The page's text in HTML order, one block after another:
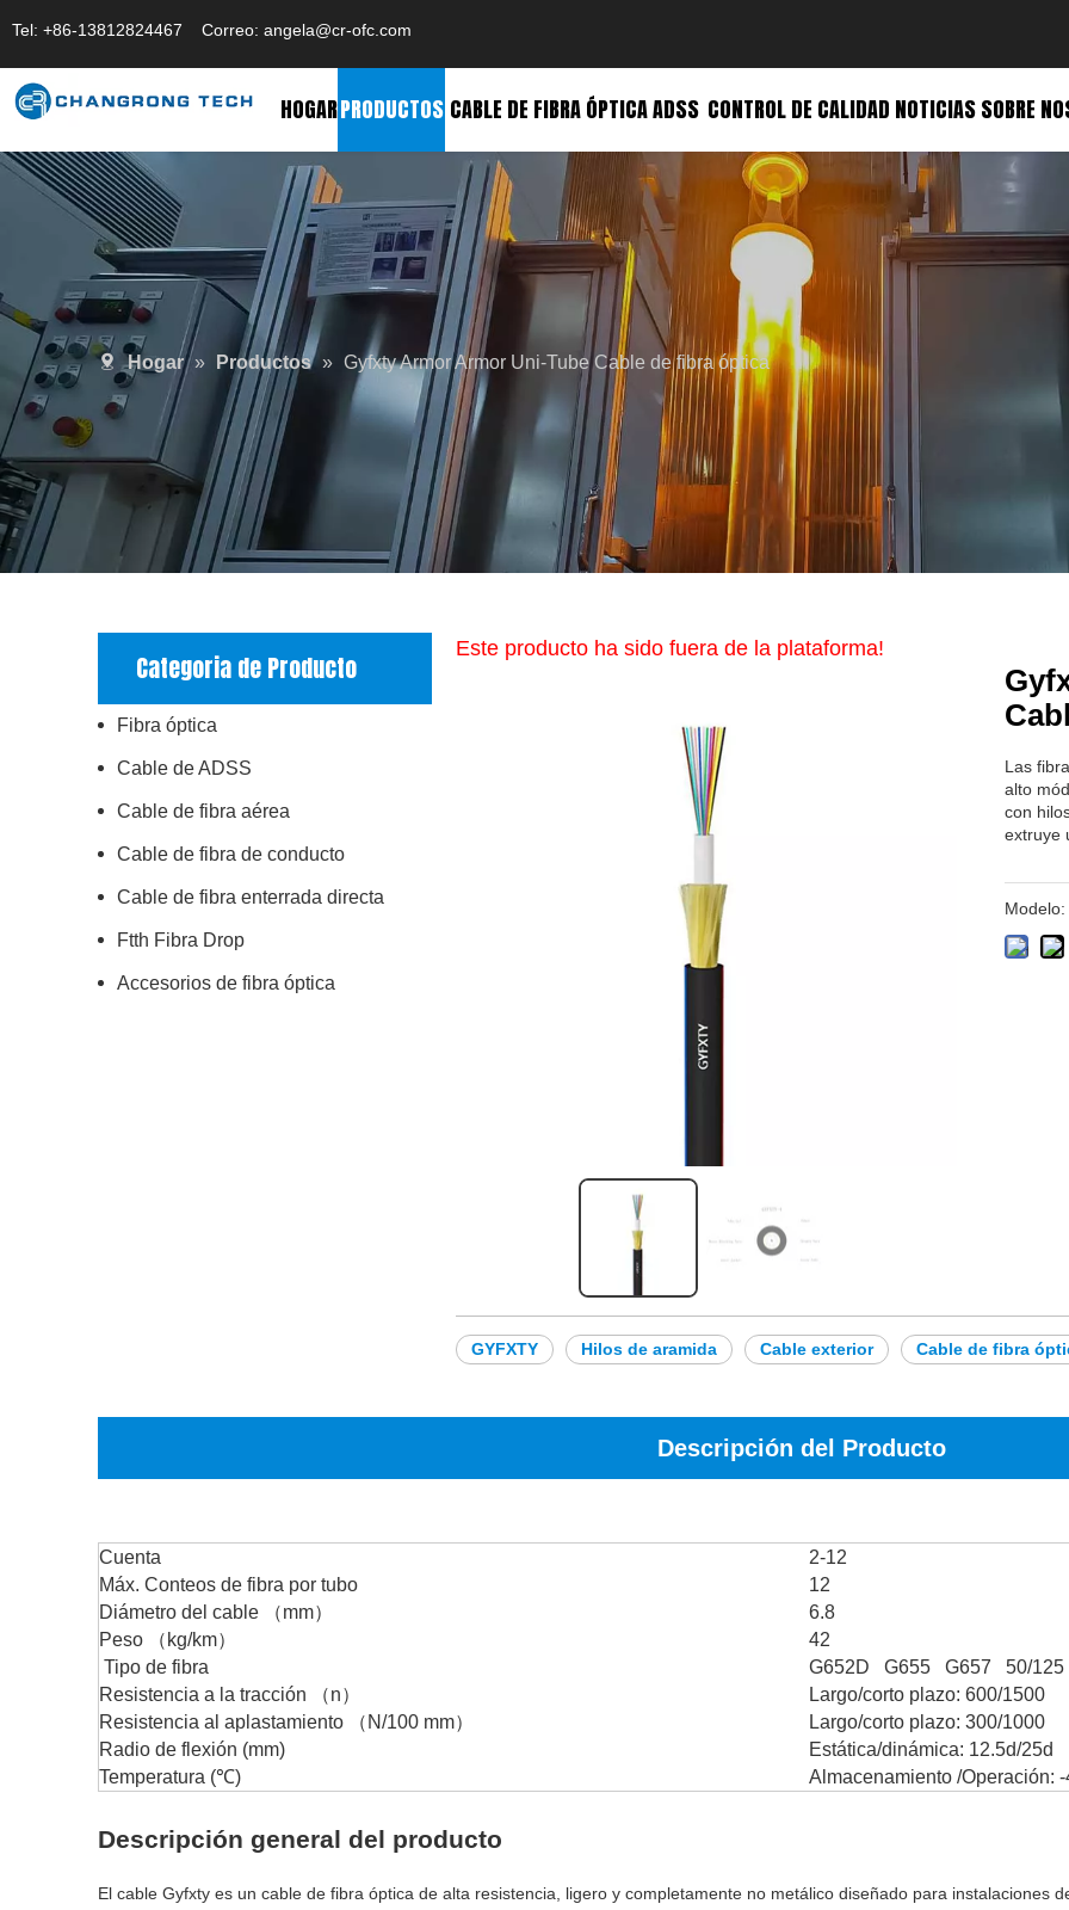
Tel: +86-13812824467 Correo: angela@cr-ofc.com
HOGARPRODUCTOS CABLE DE FIBRA ÓPTICA ADSS CONTROL DE CALIDAD NOTICIASSOBRE
Hogar » Productos » Gyfxty Armor Armor Uni-Tube Cable de fibra óptica
Categoria de Producto
Fibra óptica
Cable de ADSS
Cable de fibra aérea
Cable de fibra de conducto
Cable de fibra enterrada directa
Ftth Fibra Drop
Accesorios de fibra óptica
Este producto ha sido fuera de la plataforma!
Las
alto
con
extruye
Modelo:
GYFXTY Hilos de aramida Cable exterior Cable de fibra
Descripción del Producto
Cuenta
2-12
Máx. Conteos de fibra por tubo
12
Diámetro del cable （mm）
6.8
Peso （kg/km）
42
Tipo de fibra
G652D G655 G657 50/125
Resistencia a la tracción （n）
Largo/corto plazo: 600/1500
Resistencia al aplastamiento （N/100 mm）
Largo/corto plazo: 300/1000
Radio de flexión (mm)
Estática/dinámica: 12.5d/25d
Temperatura (℃)
Almacenamiento /
Descripción general del producto
El cable Gyfxty es un cable de fibra óptica de alta resistencia, ligero y completamente no metálico diseñado para instalaciones